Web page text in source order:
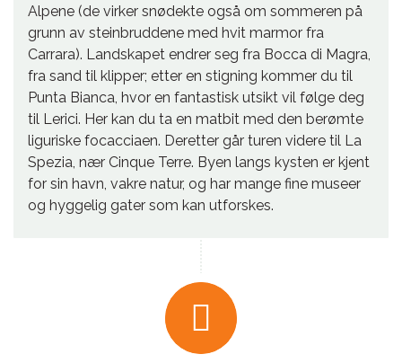
Alpene (de virker snødekte også om sommeren på
grunn av steinbruddene med hvit marmor fra
Carrara). Landskapet endrer seg fra Bocca di Magra,
fra sand til klipper; etter en stigning kommer du til
Punta Bianca, hvor en fantastisk utsikt vil følge deg
til Lerici. Her kan du ta en matbit med den berømte
liguriske focacciaen. Deretter går turen videre til La
Spezia, nær Cinque Terre. Byen langs kysten er kjent
for sin havn, vakre natur, og har mange fine museer
og hyggelig gater som kan utforskes.